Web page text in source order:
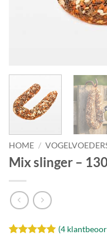
HOME /
Mix slinger –
(4